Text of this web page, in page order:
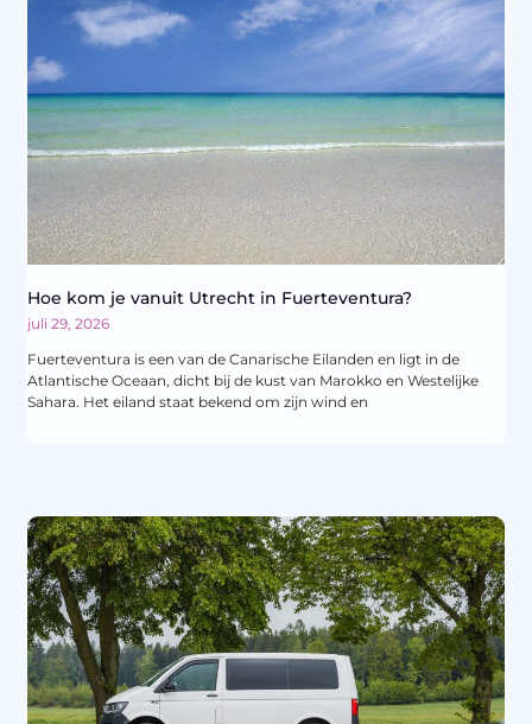
Hoe kom je vanuit Utrecht in Fuerteventura?
juli 29, 2026
Fuerteventura is een van de Canarische Eilanden en ligt in de
Atlantische Oceaan, dicht bij de kust van Marokko en Westelijke
Sahara. Het eiland staat bekend om zijn wind en